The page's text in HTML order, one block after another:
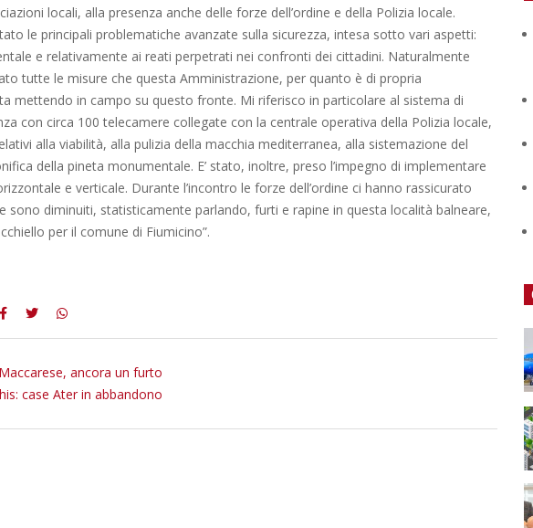
locali, alla presenza anche delle forze dell’ordine e della Polizia locale.
le principali problematiche avanzate sulla sicurezza, intesa sotto vari aspetti:
e relativamente ai reati perpetrati nei confronti dei cittadini. Naturalmente
tutte le misure che questa Amministrazione, per quanto è di propria
mettendo in campo su questo fronte. Mi riferisco in particolare al sistema di
con circa 100 telecamere collegate con la centrale operativa della Polizia locale,
alla viabilità, alla pulizia della macchia mediterranea, alla sistemazione del
della pineta monumentale. E’ stato, inoltre, preso l’impegno di implementare
e verticale. Durante l’incontro le forze dell’ordine ci hanno rassicurato
sono diminuiti, statisticamente parlando, furti e rapine in questa località balneare,
per il comune di Fiumicino”.
ancora un furto
case Ater in abbandono